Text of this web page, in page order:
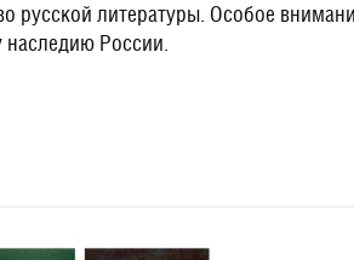
русской литературы. Особое
России.